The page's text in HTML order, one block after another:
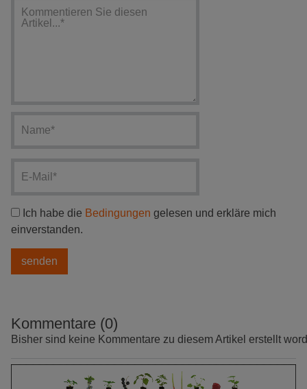
Ich habe die Bedingungen gelesen und erkläre mich
einverstanden.
Kommentare (0)
Bisher sind keine Kommentare zu diesem Artikel erstellt